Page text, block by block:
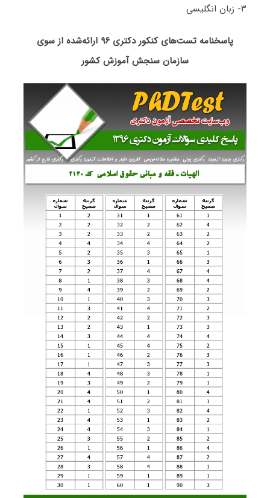
۳- زبان انگلیسی
پاسخنامه تست‌های کنکور دکتری ۹۶ ارائه‌شده از سوی
سازمان سنجش آموزش کشور